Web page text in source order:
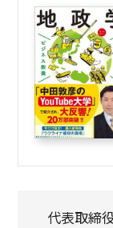
代表取締